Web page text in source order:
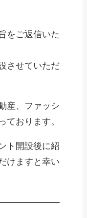
をご返信いた
させていただ
産、ファッシ
ております。
ト開設後に紹
けますと幸い